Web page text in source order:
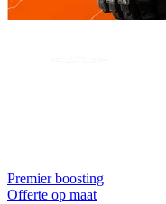
Premier boosting
Offerte op maat